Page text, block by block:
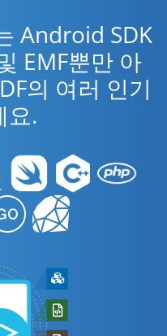
Android SDK
EMF뿐만 아
의 여러 인기
요.